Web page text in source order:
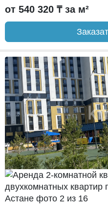
от 540 320 ₸ за м²